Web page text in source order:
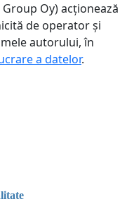
Oy) acționează
de operator și
autorului, în
a datelor.